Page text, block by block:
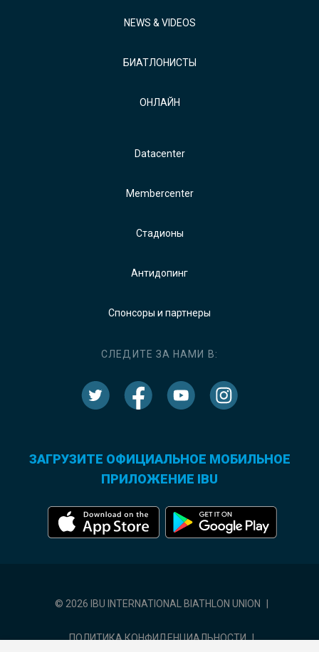
NEWS & VIDEOS
БИАТЛОНИСТЫ
ОНЛАЙН
Datacenter
Membercenter
Стадионы
Антидопинг
Спонсоры и партнеры
СЛЕДИТЕ ЗА НАМИ В:
ЗАГРУЗИТЕ ОФИЦИАЛЬНОЕ МОБИЛЬНОЕ
ПРИЛОЖЕНИЕ IBU
© 2026 IBU INTERNATIONAL BIATHLON UNION
ПОЛИТИКА КОНФИДЕНЦИАЛЬНОСТИ |